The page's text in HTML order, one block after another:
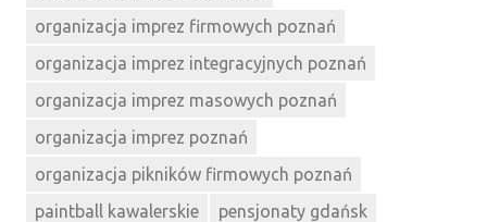
organizacja imprez firmowych poznań
organizacja imprez integracyjnych poznań
organizacja imprez masowych poznań
organizacja imprez poznań
organizacja pikników firmowych poznań
paintball kawalerskie
pensjonaty gdańsk